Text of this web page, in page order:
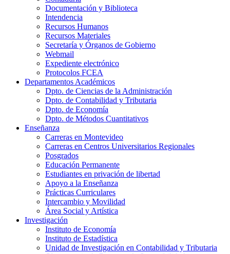
Documentación y Biblioteca
Intendencia
Recursos Humanos
Recursos Materiales
Secretaría y Órganos de Gobierno
Webmail
Expediente electrónico
Protocolos FCEA
Departamentos Académicos
Dpto. de Ciencias de la Administración
Dpto. de Contabilidad y Tributaria
Dpto. de Economía
Dpto. de Métodos Cuantitativos
Enseñanza
Carreras en Montevideo
Carreras en Centros Universitarios Regionales
Posgrados
Educación Permanente
Estudiantes en privación de libertad
Apoyo a la Enseñanza
Prácticas Curriculares
Intercambio y Movilidad
Área Social y Artística
Investigación
Instituto de Economía
Instituto de Estadística
Unidad de Investigación en Contabilidad y Tributaria